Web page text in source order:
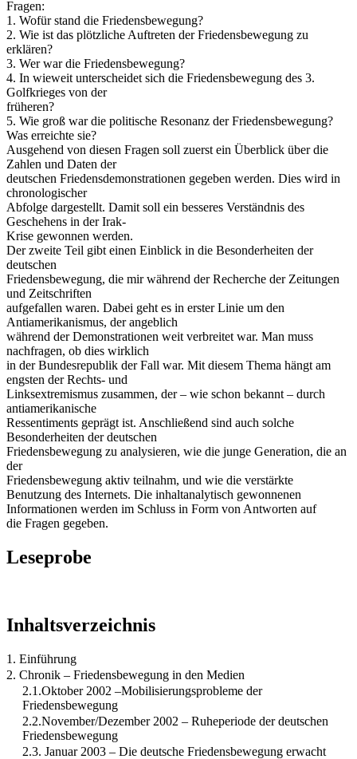
Fragen:
1. Wofür stand die Friedensbewegung?
2. Wie ist das plötzliche Auftreten der Friedensbewegung zu
erklären?
3. Wer war die Friedensbewegung?
4. In wieweit unterscheidet sich die Friedensbewegung des 3.
Golfkrieges von der
früheren?
5. Wie groß war die politische Resonanz der Friedensbewegung?
Was erreichte sie?
Ausgehend von diesen Fragen soll zuerst ein Überblick über die
Zahlen und Daten der
deutschen Friedensdemonstrationen gegeben werden. Dies wird in
chronologischer
Abfolge dargestellt. Damit soll ein besseres Verständnis des
Geschehens in der Irak-
Krise gewonnen werden.
Der zweite Teil gibt einen Einblick in die Besonderheiten der
deutschen
Friedensbewegung, die mir während der Recherche der Zeitungen
und Zeitschriften
aufgefallen waren. Dabei geht es in erster Linie um den
Antiamerikanismus, der angeblich
während der Demonstrationen weit verbreitet war. Man muss
nachfragen, ob dies wirklich
in der Bundesrepublik der Fall war. Mit diesem Thema hängt am
engsten der Rechts- und
Linksextremismus zusammen, der – wie schon bekannt – durch
antiamerikanische
Ressentiments geprägt ist. Anschließend sind auch solche
Besonderheiten der deutschen
Friedensbewegung zu analysieren, wie die junge Generation, die an
der
Friedensbewegung aktiv teilnahm, und wie die verstärkte
Benutzung des Internets. Die inhaltanalytisch gewonnenen
Informationen werden im Schluss in Form von Antworten auf
die Fragen gegeben.
Leseprobe
Inhaltsverzeichnis
1. Einführung
2. Chronik – Friedensbewegung in den Medien
2.1.Oktober 2002 –Mobilisierungsprobleme der
Friedensbewegung
2.2.November/Dezember 2002 – Ruheperiode der deutschen
Friedensbewegung
2.3. Januar 2003 – Die deutsche Friedensbewegung erwacht